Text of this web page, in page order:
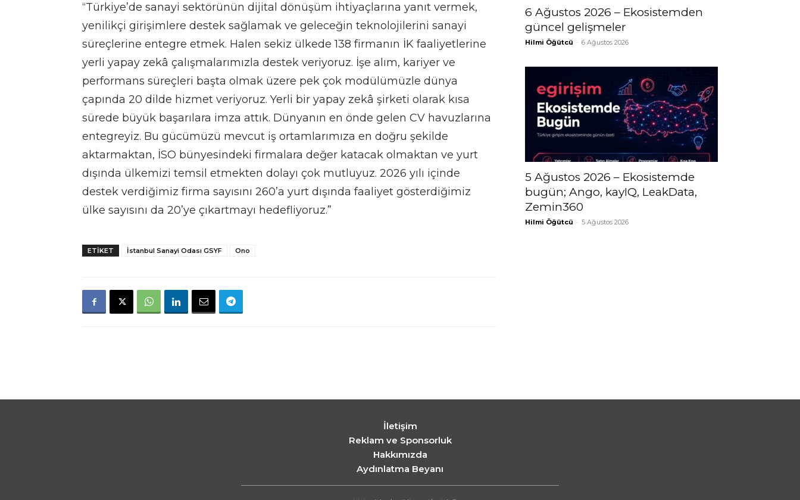
“Türkiye’de sanayi sektörünün dijital dönüşüm ihtiyaçlarına yanıt vermek,
yenilikçi girişimlere destek sağlamak ve geleceğin teknolojilerini sanayi
süreçlerine entegre etmek. Halen sekiz ülkede 138 firmanın İK faaliyetlerine
yerli yapay zekâ çalışmalarımızla destek veriyoruz. İşe alım, kariyer ve
performans süreçleri başta olmak üzere pek çok modülümüzle dünya
çapında 20 dilde hizmet veriyoruz. Yerli bir yapay zekâ şirketi olarak kısa
sürede büyük başarılara imza attık. Dünyanın en önde gelen CV havuzlarına
entegreyiz. Bu gücümüzü mevcut iş ortamlarımıza en doğru şekilde
aktarmaktan, İSO bünyesindeki firmalara değer katacak olmaktan ve yurt
dışında ülkemizi temsil etmekten dolayı çok mutluyuz. 2026 yılı içinde
destek verdiğimiz firma sayısını 260’a yurt dışında faaliyet gösterdiğimiz
ülke sayısını da 20’ye çıkartmayı hedefliyoruz.”
ETIKET İstanbul Sanayi Odası GSYF Ono
6 Ağustos 2026 – Ekosistemden
güncel gelişmeler
Hilmi Öğütcü - 6 Ağustos 2026
5 Ağustos 2026 – Ekosistemde
bugün; Ango, kayIQ, LeakData,
Zemin360
Hilmi Öğütcü - 5 Ağustos 2026
İletişim
Reklam ve Sponsorluk
Hakkımızda
Aydınlatma Beyanı